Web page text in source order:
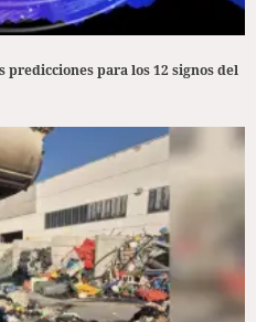
predicciones para los 12 signos del